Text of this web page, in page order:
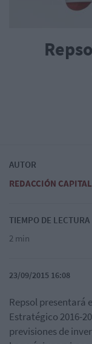
AUTOR
REDACCIÓN
TIEMPO DE LECTURA
2 min
23/09/2015 16:08
Repsol presentará
Estratégico 2016-
previsiones de